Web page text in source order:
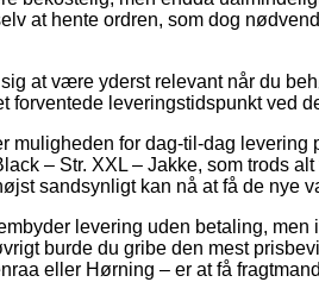
at hente ordren, som dog
at være yderst relevant når du
forventede leveringstidspunkt ved
muligheden for dag-til-dag
– Str. XXL – Jakke, som trods
sandsynligt kan nå at få de nye
levering uden betaling,
burde du gribe den mest
eller Hørning – er at få